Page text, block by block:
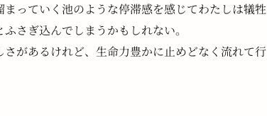
っていく池のような停滞感を感じてわたしは犠牲
さぎ込んでしまうかもしれない。
があるけれど、生命力豊かに止めどなく流れて行